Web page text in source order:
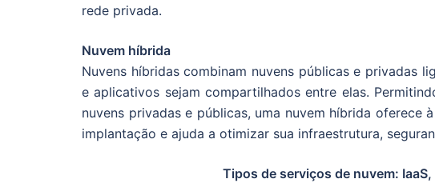
rede privada.
Nuvem híbrida
Nuvens híbridas combinam nuvens públicas e privadas
e aplicativos sejam compartilhados entre elas.
nuvens privadas e públicas, uma nuvem híbrida oferece
implantação e ajuda a otimizar sua infraestrutura,
Tipos de serviços de nuvem: IaaS,